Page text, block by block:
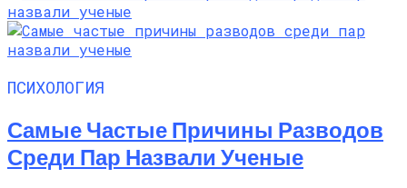
ПСИХОЛОГИЯ
Самые Частые Причины Разводов
Среди Пар Назвали Ученые